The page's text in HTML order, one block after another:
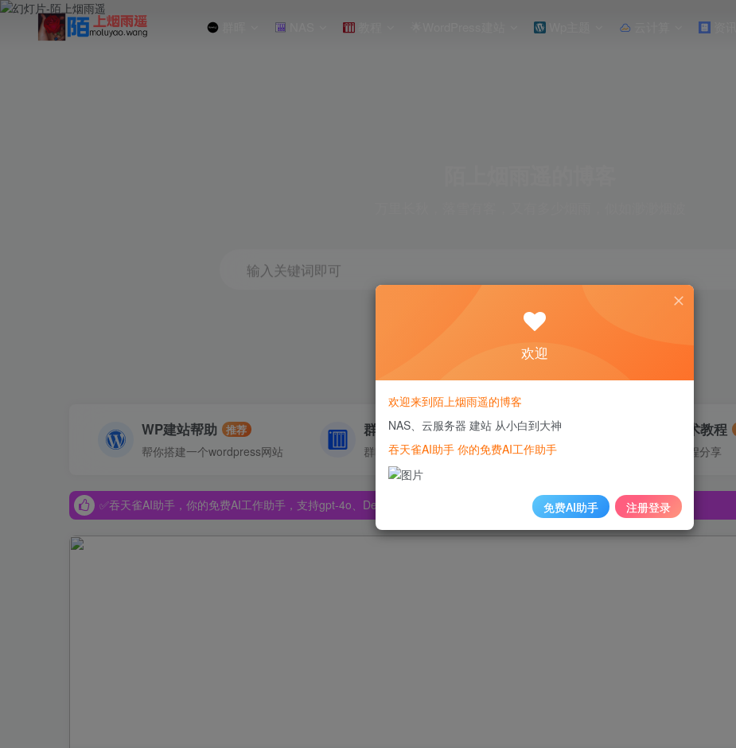
输入关键词即可
WP建站帮助 推荐
帮你搭建一个wordpress网站
群晖DDNS技术支持
群晖内网穿透、IPV6动态解析、DDNS
高质量技术教程
NAS使用教程分享
✅吞天雀AI助手，你的免费AI工作助手，支持gpt-4o、DeepSeek、Claude🔥🔥🔥🔥
✅吞天雀AI助手，你的免费AI工作助手，支持gpt-4o、DeepSeek、Claude🔥🔥🔥🔥
✅吞天雀AI助手，你的免费AI工作助手，支持gpt-4o、DeepSeek、Claude🔥🔥🔥🔥
欢迎
欢迎来到陌上烟雨遥的博客
NAS、云服务器 建站 从小白到大神
吞天雀AI助手 你的免费AI工作助手
免费AI助手 注册登录